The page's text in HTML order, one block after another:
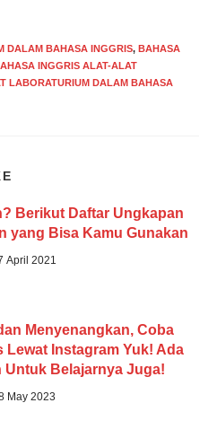
DALAM BAHASA INGGRIS, BAHASA
INGGRIS ALAT-ALAT
LABORATURIUM DALAM BAHASA
Berikut Daftar Ungkapan
yang Bisa Kamu Gunakan
April 2021
Menyenangkan, Coba
Lewat Instagram Yuk! Ada
Untuk Belajarnya Juga!
May 2023